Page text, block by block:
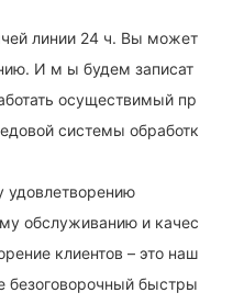
линии 24 ч. Вы может
И м ы будем записат
осуществимый пр
системы обработк
удовлетворению
обслуживанию и качес
клиентов – это наш
безоговорочный быстры